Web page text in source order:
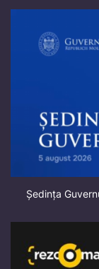
Ședința